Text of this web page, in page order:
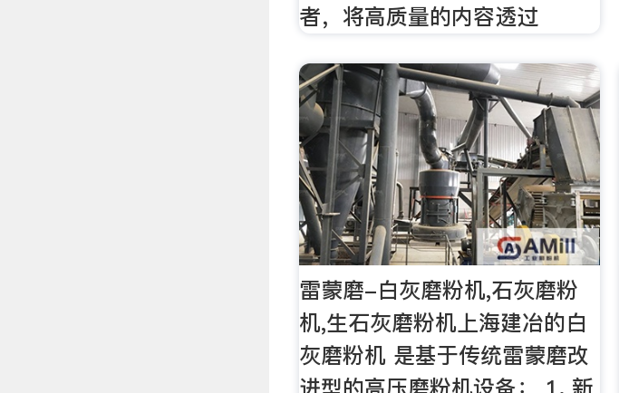
者，将高质量的内容透过
雷蒙磨-白灰磨粉机,石灰磨粉
机,生石灰磨粉机上海建冶的白
灰磨粉机 是基于传统雷蒙磨改